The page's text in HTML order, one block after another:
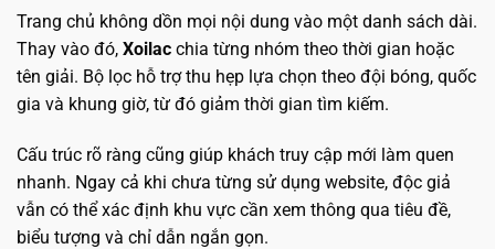
Trang chủ không dồn mọi nội dung vào một danh sách dài.
Thay vào đó, Xoilac chia từng nhóm theo thời gian hoặc
tên giải. Bộ lọc hỗ trợ thu hẹp lựa chọn theo đội bóng, quốc
gia và khung giờ, từ đó giảm thời gian tìm kiếm.
Cấu trúc rõ ràng cũng giúp khách truy cập mới làm quen
nhanh. Ngay cả khi chưa từng sử dụng website, độc giả
vẫn có thể xác định khu vực cần xem thông qua tiêu đề,
biểu tượng và chỉ dẫn ngắn gọn.